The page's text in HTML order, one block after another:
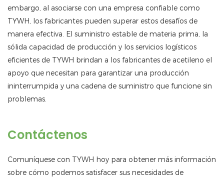
embargo, al asociarse con una empresa confiable como
TYWH, los fabricantes pueden superar estos desafíos de
manera efectiva. El suministro estable de materia prima, la
sólida capacidad de producción y los servicios logísticos
eficientes de TYWH brindan a los fabricantes de acetileno el
apoyo que necesitan para garantizar una producción
ininterrumpida y una cadena de suministro que funcione sin
problemas.
Contáctenos
Comuníquese con TYWH hoy para obtener más información
sobre cómo podemos satisfacer sus necesidades de